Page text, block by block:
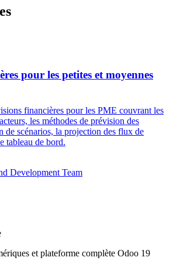
pour les petites et moyennes
financières pour les PME couvrant les
les méthodes de prévision des
de scénarios, la projection des flux de
tableau de bord.
Development Team
et plateforme complète Odoo 19